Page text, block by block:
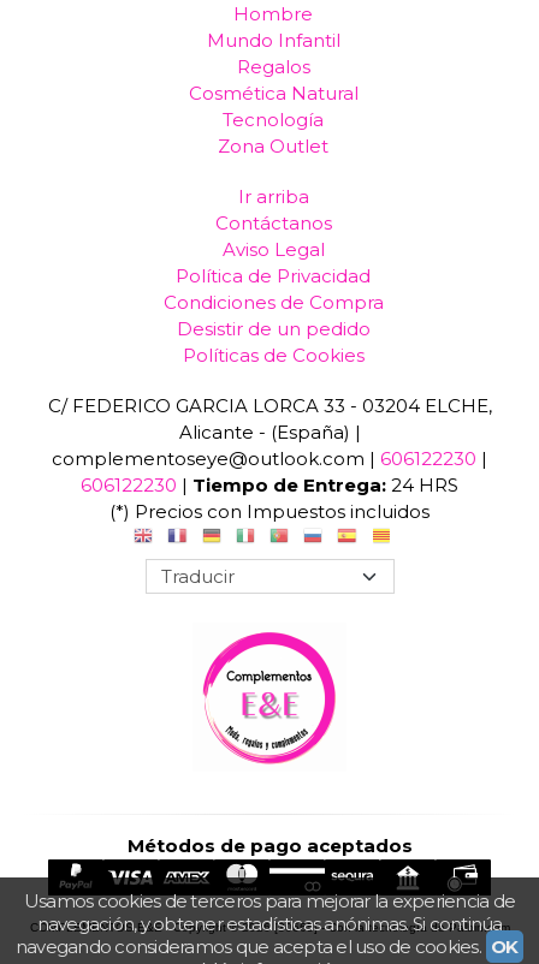
Hombre
Mundo Infantil
Regalos
Cosmética Natural
Tecnología
Zona Outlet
Ir arriba
Contáctanos
Aviso Legal
Política de Privacidad
Condiciones de Compra
Desistir de un pedido
Políticas de Cookies
C/ FEDERICO GARCIA LORCA 33 - 03204 ELCHE,
Alicante - (España) |
complementoseye@outlook.com | 606122230 |
606122230 | Tiempo de Entrega: 24 HRS
(*) Precios con Impuestos incluidos
Métodos de pago aceptados
COMPLEMENTOS E&E- Copyright © 2026 [30665] - Con la tecnología de Palbin.com
Usamos cookies de terceros para mejorar la experiencia de
navegación, y obtener estadísticas anónimas. Si continúa
navegando consideramos que acepta el uso de cookies. OK